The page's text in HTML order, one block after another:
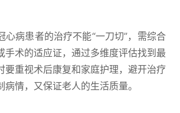
心病患者的治疗不能“一刀切”，需综合
手术的适应证，通过多维度评估找到最
要重视术后康复和家庭护理，避开治疗
情，又保证老人的生活质量。